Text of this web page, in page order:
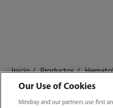
Inicio Productos
Our Use of Cookies
Mindray and our partners use first